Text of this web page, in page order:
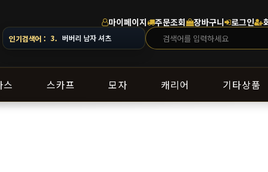
주문 전 상담창으로 문의해 주세요.
마이페이지 주문조회 장바구니 로그인
인기검색어 : 4. 스톤아일랜드 남자 맨투맨
스 스카프 모자 캐리어 기타상품